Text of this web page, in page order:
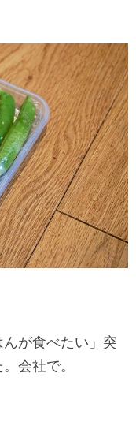
んが食べたい」突
会社で。